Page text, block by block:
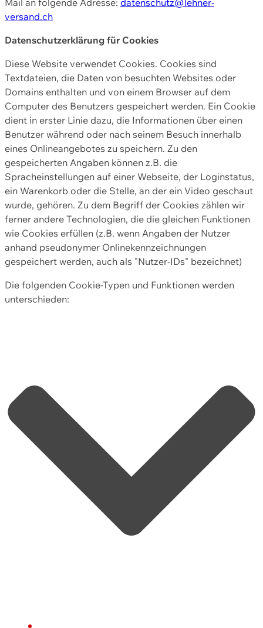
versand.ch
Datenschutzerklärung für Cookies
Diese Website verwendet Cookies. Cookies sind
Textdateien, die Daten von besuchten Websites oder
Domains enthalten und von einem Browser auf dem
Computer des Benutzers gespeichert werden. Ein Cookie
dient in erster Linie dazu, die Informationen über einen
Benutzer während oder nach seinem Besuch innerhalb
eines Onlineangebotes zu speichern. Zu den
gespeicherten Angaben können z.B. die
Spracheinstellungen auf einer Webseite, der Loginstatus,
ein Warenkorb oder die Stelle, an der ein Video geschaut
wurde, gehören. Zu dem Begriff der Cookies zählen wir
ferner andere Technologien, die die gleichen Funktionen
wie Cookies erfüllen (z.B. wenn Angaben der Nutzer
anhand pseudonymer Onlinekennzeichnungen
gespeichert werden, auch als "Nutzer-IDs" bezeichnet)
Die folgenden Cookie-Typen und Funktionen werden
unterschieden: